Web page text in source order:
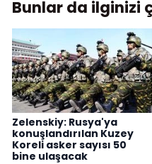
Bunlar da ilginizi
Zelenskiy: Rusya'ya
konuşlandırılan Kuzey
Koreli asker sayısı 50
bine ulaşacak